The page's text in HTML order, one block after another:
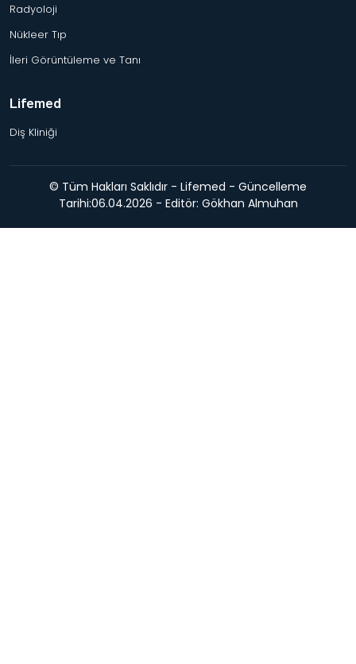
Radyoloji
Nükleer Tıp
İleri Görüntüleme ve Tanı
Lifemed
Diş Kliniği
© Tüm Hakları Saklıdır - Lifemed - Güncelleme
Tarihi:06.04.2026 - Editör: Gökhan Almuhan